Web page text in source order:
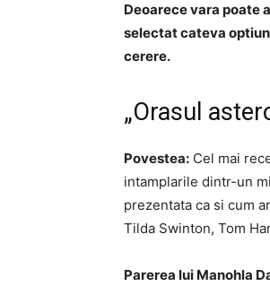
Deoarece vara poate
selectat cateva
cerere.
„Orasul
Povestea: Cel mai
intamplarile dintr-un
prezentata ca si cum
Tilda Swinton, Tom
Parerea lui Manohla